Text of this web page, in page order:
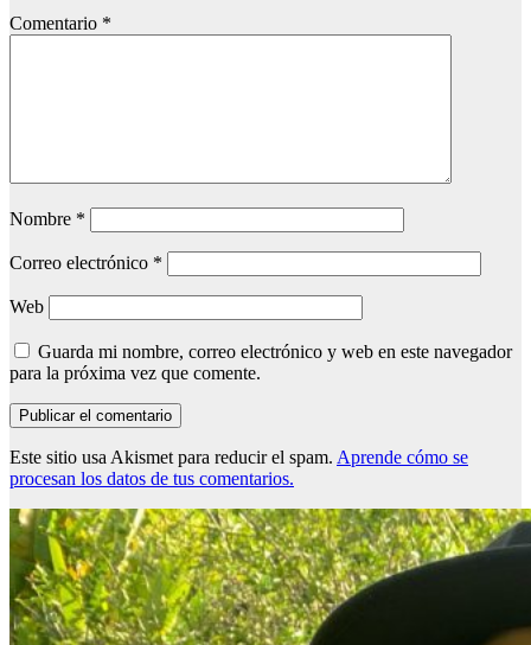
Comentario *
Nombre *
Correo electrónico *
Web
Guarda mi nombre, correo electrónico y web en este navegador
para la próxima vez que comente.
Este sitio usa Akismet para reducir el spam. Aprende cómo se
procesan los datos de tus comentarios.